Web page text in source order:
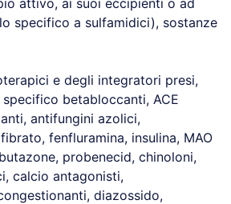
specifico a sulfamidici), sostanze
e degli integratori presi,
betabloccanti, ACE
antifungini azolici,
fenfluramina, insulina, MAO
probenecid, chinoloni,
calcio antagonisti,
diazossido,